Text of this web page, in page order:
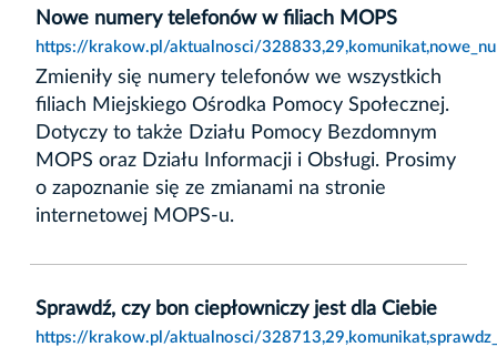
Nowe numery telefonów w filiach MOPS
https://krakow.pl/aktualnosci/
Zmieniły się numery telefonów we wszystkich
filiach Miejskiego Ośrodka Pomocy Społecznej.
Dotyczy to także Działu Pomocy Bezdomnym
MOPS oraz Działu Informacji i Obsługi. Prosimy
o zapoznanie się ze zmianami na stronie
internetowej MOPS-u.
Sprawdź, czy bon ciepłowniczy jest dla Ciebie
https://krakow.pl/aktualnosci/